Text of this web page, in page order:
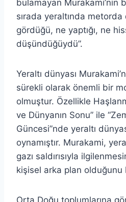
bulamayan Murakami’nin
sırada yeraltında metorda
gördüğü, ne yaptığı, ne
düşündüğüydü”.
Yeraltı dünyası
sürekli olarak önemli bir
olmuştur. Özellikle
ve Dünyanın Sonu” ile
Güncesi”nde yeraltı
oynamıştır. Murakami,
gazı saldırısıyla
kişisel arka plan olduğunu
Orta Doğu toplumlarına